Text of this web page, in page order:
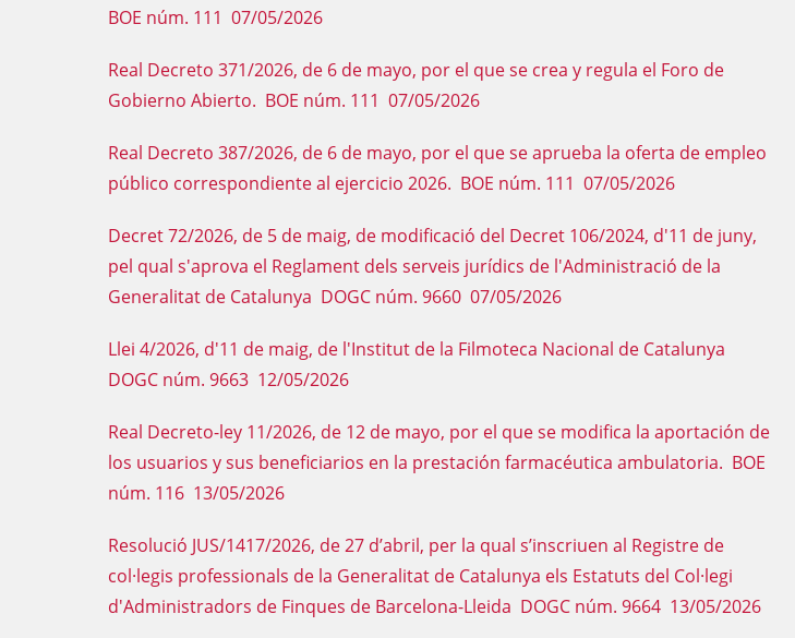
BOE núm. 111 07/05/2026
Real Decreto 371/2026, de 6 de mayo, por el que se crea y regula el Foro de
Gobierno Abierto. BOE núm. 111 07/05/2026
Real Decreto 387/2026, de 6 de mayo, por el que se aprueba la oferta de empleo
público correspondiente al ejercicio 2026. BOE núm. 111 07/05/2026
Decret 72/2026, de 5 de maig, de modificació del Decret 106/2024, d'11 de juny,
pel qual s'aprova el Reglament dels serveis jurídics de l'Administració de la
Generalitat de Catalunya DOGC núm. 9660 07/05/2026
Llei 4/2026, d'11 de maig, de l'Institut de la Filmoteca Nacional de Catalunya
DOGC núm. 9663 12/05/2026
Real Decreto-ley 11/2026, de 12 de mayo, por el que se modifica la aportación de
los usuarios y sus beneficiarios en la prestación farmacéutica ambulatoria. BOE
núm. 116 13/05/2026
Resolució JUS/1417/2026, de 27 d’abril, per la qual s’inscriuen al Registre de
col·legis professionals de la Generalitat de Catalunya els Estatuts del Col·legi
d'Administradors de Finques de Barcelona-Lleida DOGC núm. 9664 13/05/2026